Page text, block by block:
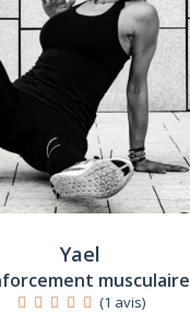
Yael
musculaire
(1 avis)